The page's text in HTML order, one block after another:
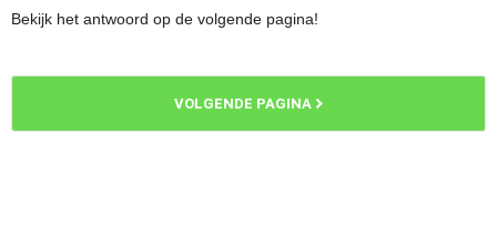
Bekijk het antwoord op de volgende pagina!
VOLGENDE PAGINA